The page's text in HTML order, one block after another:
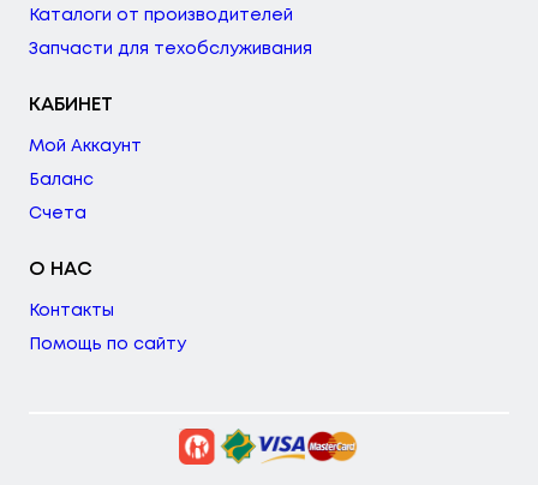
Каталоги от производителей
Запчасти для техобслуживания
КАБИНЕТ
Мой Аккаунт
Баланс
Счета
О НАС
Контакты
Помощь по сайту